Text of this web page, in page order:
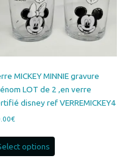
MICKEY MINNIE gravure
LOT de 2 ,en verre
disney ref VERREMICKEY4
€
options